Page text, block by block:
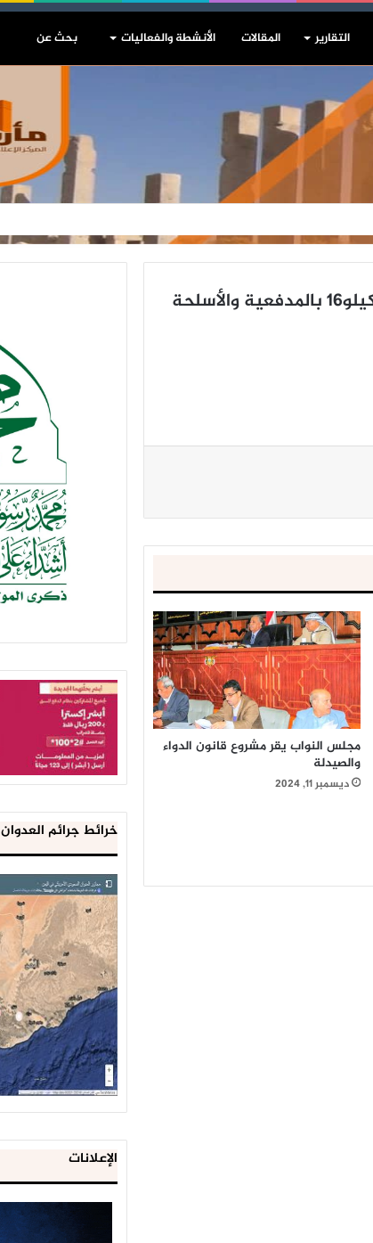
التقارير المقالات الأنشطة والفعاليات
الحديدة: قوى العدوان تستهدف قرية الزعفران في منطقة كيلو16 بالمدفعية والأسلحة
مجلس النواب يقر مشروع قانون الدواء
والصيدلة
ديسمبر 11, 2024
خرائط جرائم العدوان
الإعلانات